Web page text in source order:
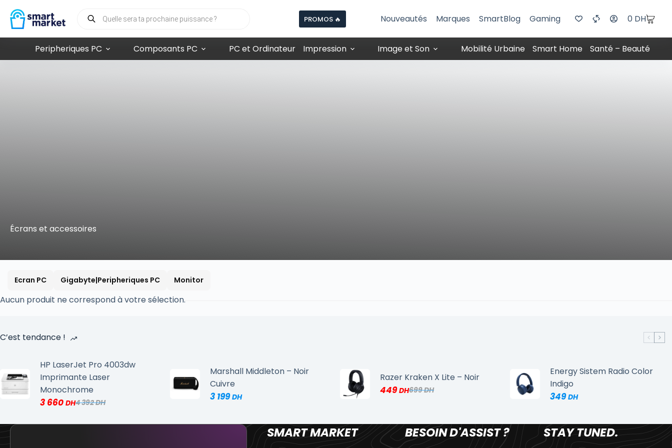
PROMOS 🔥 Nouveautés Marques SmartBlog Gaming 0 DH
Peripheriques PC Composants PC PC et Ordinateur Impression Image et Son Mobilité Urbaine Smart Home Santé – Beauté
Écrans et accessoires
Ecran PC Gigabyte|Peripheriques PC Monitor
Aucun produit ne correspond à votre sélection.
C’est tendance !
HP LaserJet Pro 4003dw
Imprimante Laser
Monochrome
4 392
3 660
Marshall Middleton – Noir
Cuivre
3 199
Razer Kraken X Lite – Noir
699
449
Energy Sistem Radio Color
Indigo
349
SMART MARKET BESOIN D'ASSIST ? STAY TUNED.